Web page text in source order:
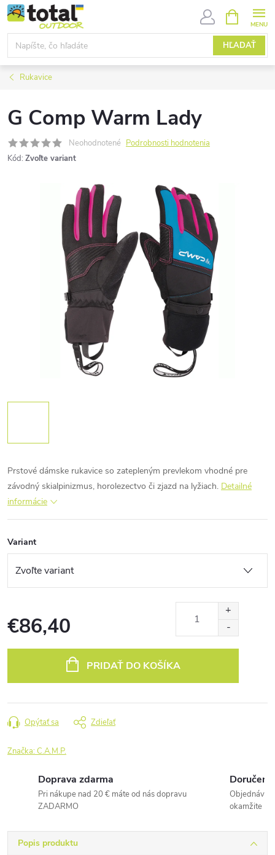
Prejsť
na
obsah
HĽADAŤ
KOŠÍK
Rukavice
G Comp Warm Lady
Neohodnotené Podrobnosti hodnotenia
Kód: Zvoľte variant
Prstové dámske rukavice so zatepleným prevlekom vhodné pre
závodný skialpinizmus, horolezectvo či zjazd na lyžiach. Detailné
informácie
Variant
€86,40
PRIDAŤ DO KOŠÍKA
Opýtať sa Zdieľať
Značka:C.A.M.P.
Doprava zdarma
Pri nákupe nad 20 € máte od nás dopravu
ZADARMO
okamžite
Popis produktu